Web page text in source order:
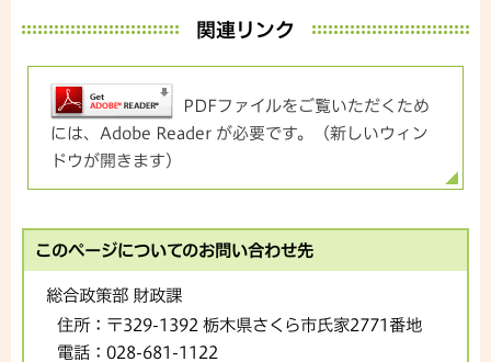
関連リンク
PDFファイルをご覧いただくため
には、Adobe Reader が必要です。（新しいウィン
ドウが開きます）
このページについてのお問い合わせ先
総合政策部 財政課
住所： 〒329-1392 栃木県さくら市氏家2771番地
電話： 028-681-1122